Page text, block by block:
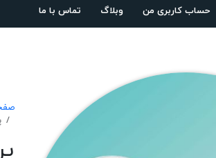
حساب کاربری من وبلاگ تماس با ما